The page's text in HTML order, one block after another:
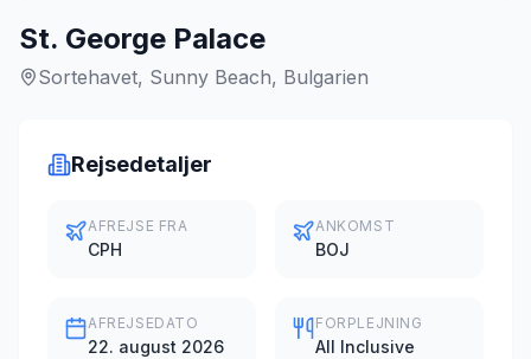
St. George Palace
Sortehavet, Sunny Beach, Bulgarien
Rejsedetaljer
AFREJSE FRA
CPH
ANKOMST
BOJ
AFREJSEDATO
22. august 2026
FORPLEJNING
All Inclusive